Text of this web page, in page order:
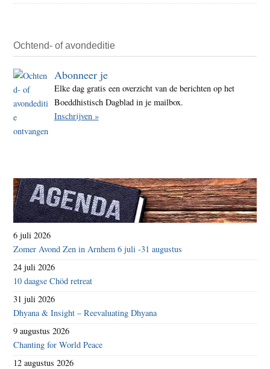
Ochtend- of avondeditie
Abonneer je
Elke dag gratis een overzicht van de berichten op het
Boeddhistisch Dagblad in je mailbox.
Inschrijven »
6 juli 2026
Zomer Avond Zen in Arnhem 6 juli -31 augustus
24 juli 2026
10 daagse Chöd retreat
31 juli 2026
Dhyana & Insight – Reevaluating Dhyana
9 augustus 2026
Chanting for World Peace
12 augustus 2026